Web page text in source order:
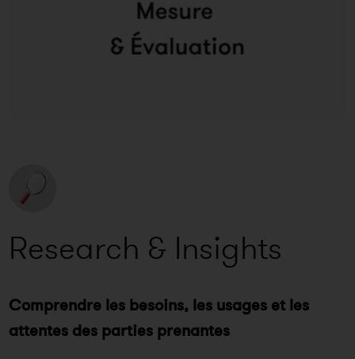
Research & Insights
Comprendre les besoins, les usages et les
attentes des parties prenantes